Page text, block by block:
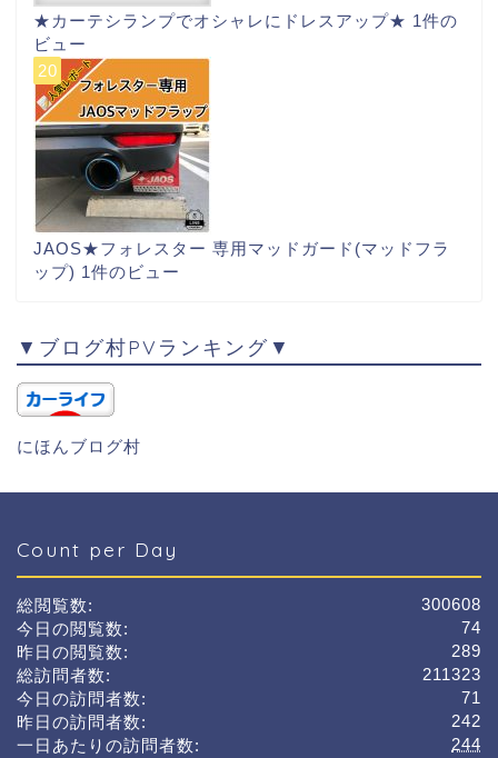
★カーテシランプでオシャレにドレスアップ★ 1件の
ビュー
JAOS★フォレスター 専用マッドガード(マッドフラ
ップ) 1件のビュー
▼ブログ村PVランキング▼
にほんブログ村
Count per Day
300608
総閲覧数:
74
今日の閲覧数:
289
昨日の閲覧数:
211323
総訪問者数:
71
今日の訪問者数:
242
昨日の訪問者数:
244
一日あたりの訪問者数: